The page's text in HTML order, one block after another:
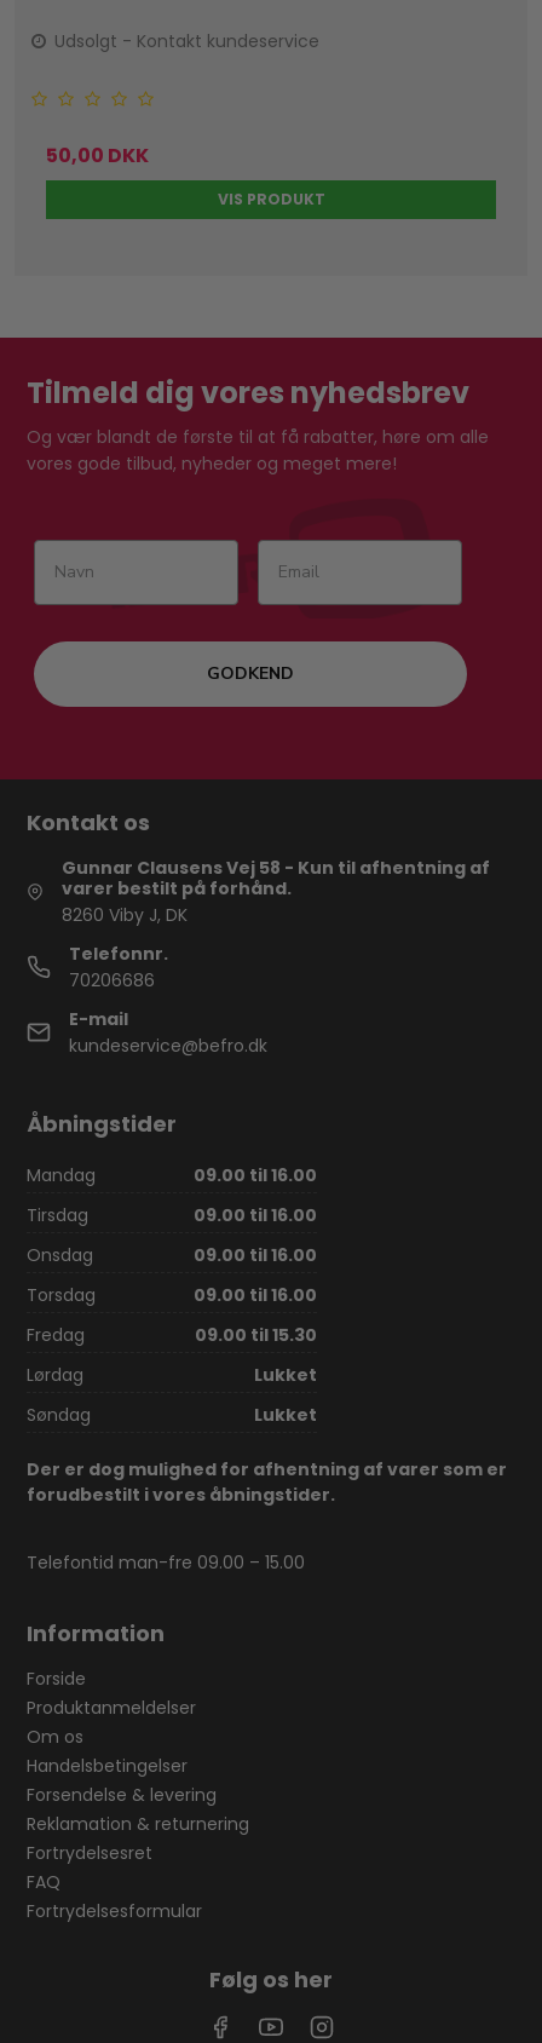
Udsolgt - Kontakt kundeservice
50,00 DKK
VIS PRODUKT
Tilmeld dig vores nyhedsbrev
Og vær blandt de første til at få rabatter, høre om alle
vores gode tilbud, nyheder og meget mere!
GODKEND
Kontakt os
Gunnar Clausens Vej 58 - Kun til afhentning af
varer bestilt på forhånd.
8260 Viby J, DK
Telefonnr.
70206686
E-mail
kundeservice@befro.dk
Åbningstider
Mandag
09.00 til 16.00
Tirsdag
09.00 til 16.00
Onsdag
09.00 til 16.00
Torsdag
09.00 til 16.00
Fredag
09.00 til 15.30
Lørdag
Lukket
Søndag
Lukket
Der er dog mulighed for afhentning af varer som er
forudbestilt i vores åbningstider.
Telefontid man-fre 09.00 – 15.00
Information
Forside
Produktanmeldelser
Om os
Handelsbetingelser
Forsendelse & levering
Reklamation & returnering
Fortrydelsesret
FAQ
Fortrydelsesformular
Følg os her